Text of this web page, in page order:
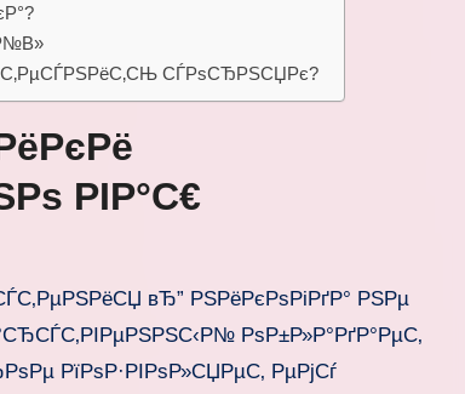
СЃРѕСЂРЅСЏРє?
РІР°С€
вЂ” РЅРёРєРѕРіРґР° РЅРµ
РѕР±Р»Р°РґР°РµС‚
РїРѕР·РІРѕР»СЏРµС‚ РµРјСѓ